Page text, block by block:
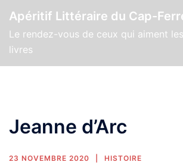
Apéritif Littéraire du Cap-
Le rendez-vous de ceux qui aiment les
livres
Jeanne d’Arc
23 NOVEMBRE 2020 HISTOIRE